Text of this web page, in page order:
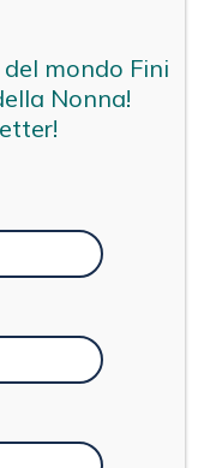
< 1
mondo Fini
Nonna!